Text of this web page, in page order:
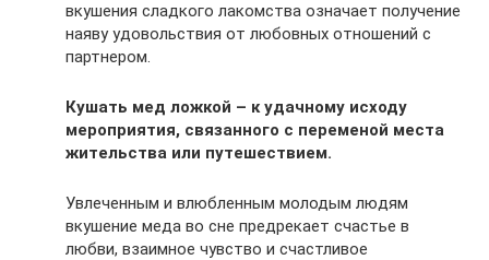
вкушения сладкого лакомства означает получение
наяву удовольствия от любовных отношений с
партнером.
Кушать мед ложкой – к удачному исходу
мероприятия, связанного с переменой места
жительства или путешествием.
Увлеченным и влюбленным молодым людям
вкушение меда во сне предрекает счастье в
любви, взаимное чувство и счастливое